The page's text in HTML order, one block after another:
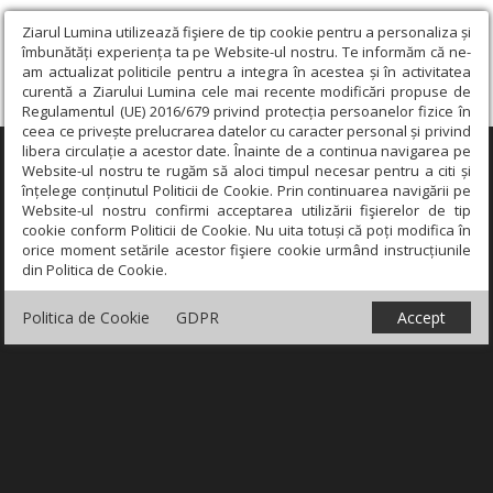
Ziarul Lumina utilizează fişiere de tip cookie pentru a personaliza și
îmbunătăți experiența ta pe Website-ul nostru. Te informăm că ne-
am actualizat politicile pentru a integra în acestea și în activitatea
curentă a Ziarului Lumina cele mai recente modificări propuse de
Regulamentul (UE) 2016/679 privind protecția persoanelor fizice în
ceea ce privește prelucrarea datelor cu caracter personal și privind
libera circulație a acestor date. Înainte de a continua navigarea pe
Website-ul nostru te rugăm să aloci timpul necesar pentru a citi și
înțelege conținutul Politicii de Cookie. Prin continuarea navigării pe
Website-ul nostru confirmi acceptarea utilizării fişierelor de tip
cookie conform Politicii de Cookie. Nu uita totuși că poți modifica în
orice moment setările acestor fişiere cookie urmând instrucțiunile
din Politica de Cookie.
Politica de Cookie GDPR Accept
×